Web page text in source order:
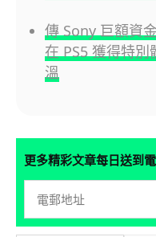
傳 Sony 巨額資
在 PS5 獲得特
溫
更多精彩文章每日送到